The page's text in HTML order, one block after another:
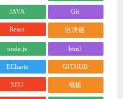
JAVA Git
React 区块链
node.js html
ECharts GITHUB
SEO 模板